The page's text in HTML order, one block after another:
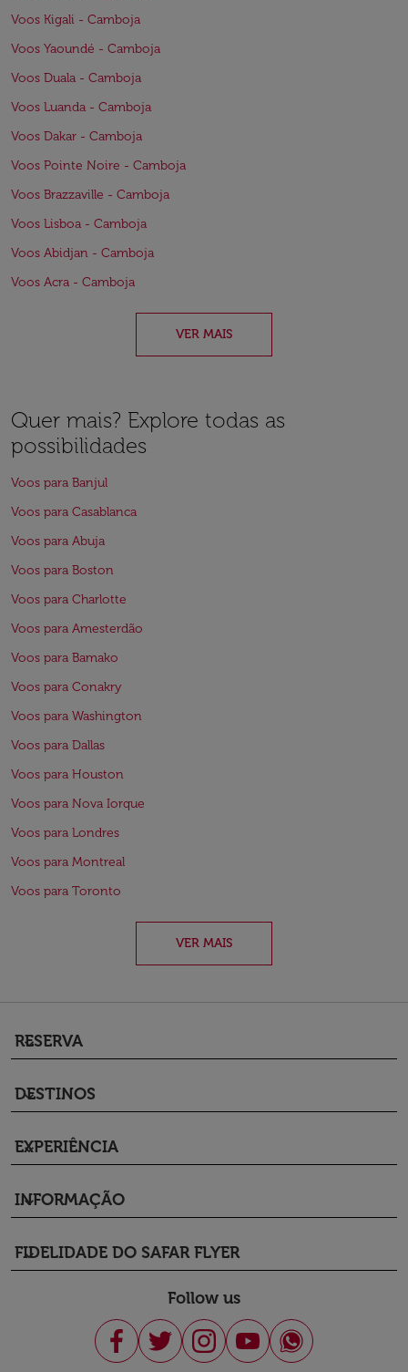
Voos Kigali - Camboja
Voos Yaoundé - Camboja
Voos Duala - Camboja
Voos Luanda - Camboja
Voos Dakar - Camboja
Voos Pointe Noire - Camboja
Voos Brazzaville - Camboja
Voos Lisboa - Camboja
Voos Abidjan - Camboja
Voos Acra - Camboja
VER MAIS
Quer mais? Explore todas as
possibilidades
Voos para Banjul
Voos para Casablanca
Voos para Abuja
Voos para Boston
Voos para Charlotte
Voos para Amesterdão
Voos para Bamako
Voos para Conakry
Voos para Washington
Voos para Dallas
Voos para Houston
Voos para Nova Iorque
Voos para Londres
Voos para Montreal
Voos para Toronto
VER MAIS
RESERVA
keyboard_arrow_down
DESTINOS
keyboard_arrow_down
EXPERIÊNCIA
keyboard_arrow_down
INFORMAÇÃO
keyboard_arrow_down
FIDELIDADE DO SAFAR FLYER
keyboard_arrow_down
Follow us